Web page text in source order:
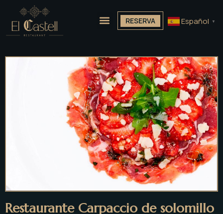
RESERVA Español ▼
Restaurante Carpaccio de solomillo